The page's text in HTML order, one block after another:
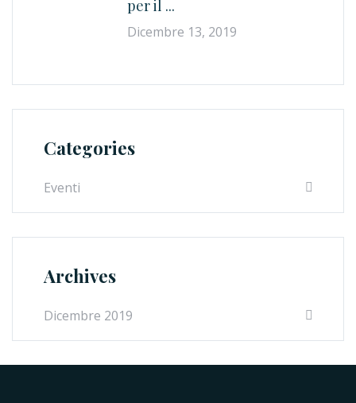
per il ...
Dicembre 13, 2019
Categories
Eventi
Archives
Dicembre 2019